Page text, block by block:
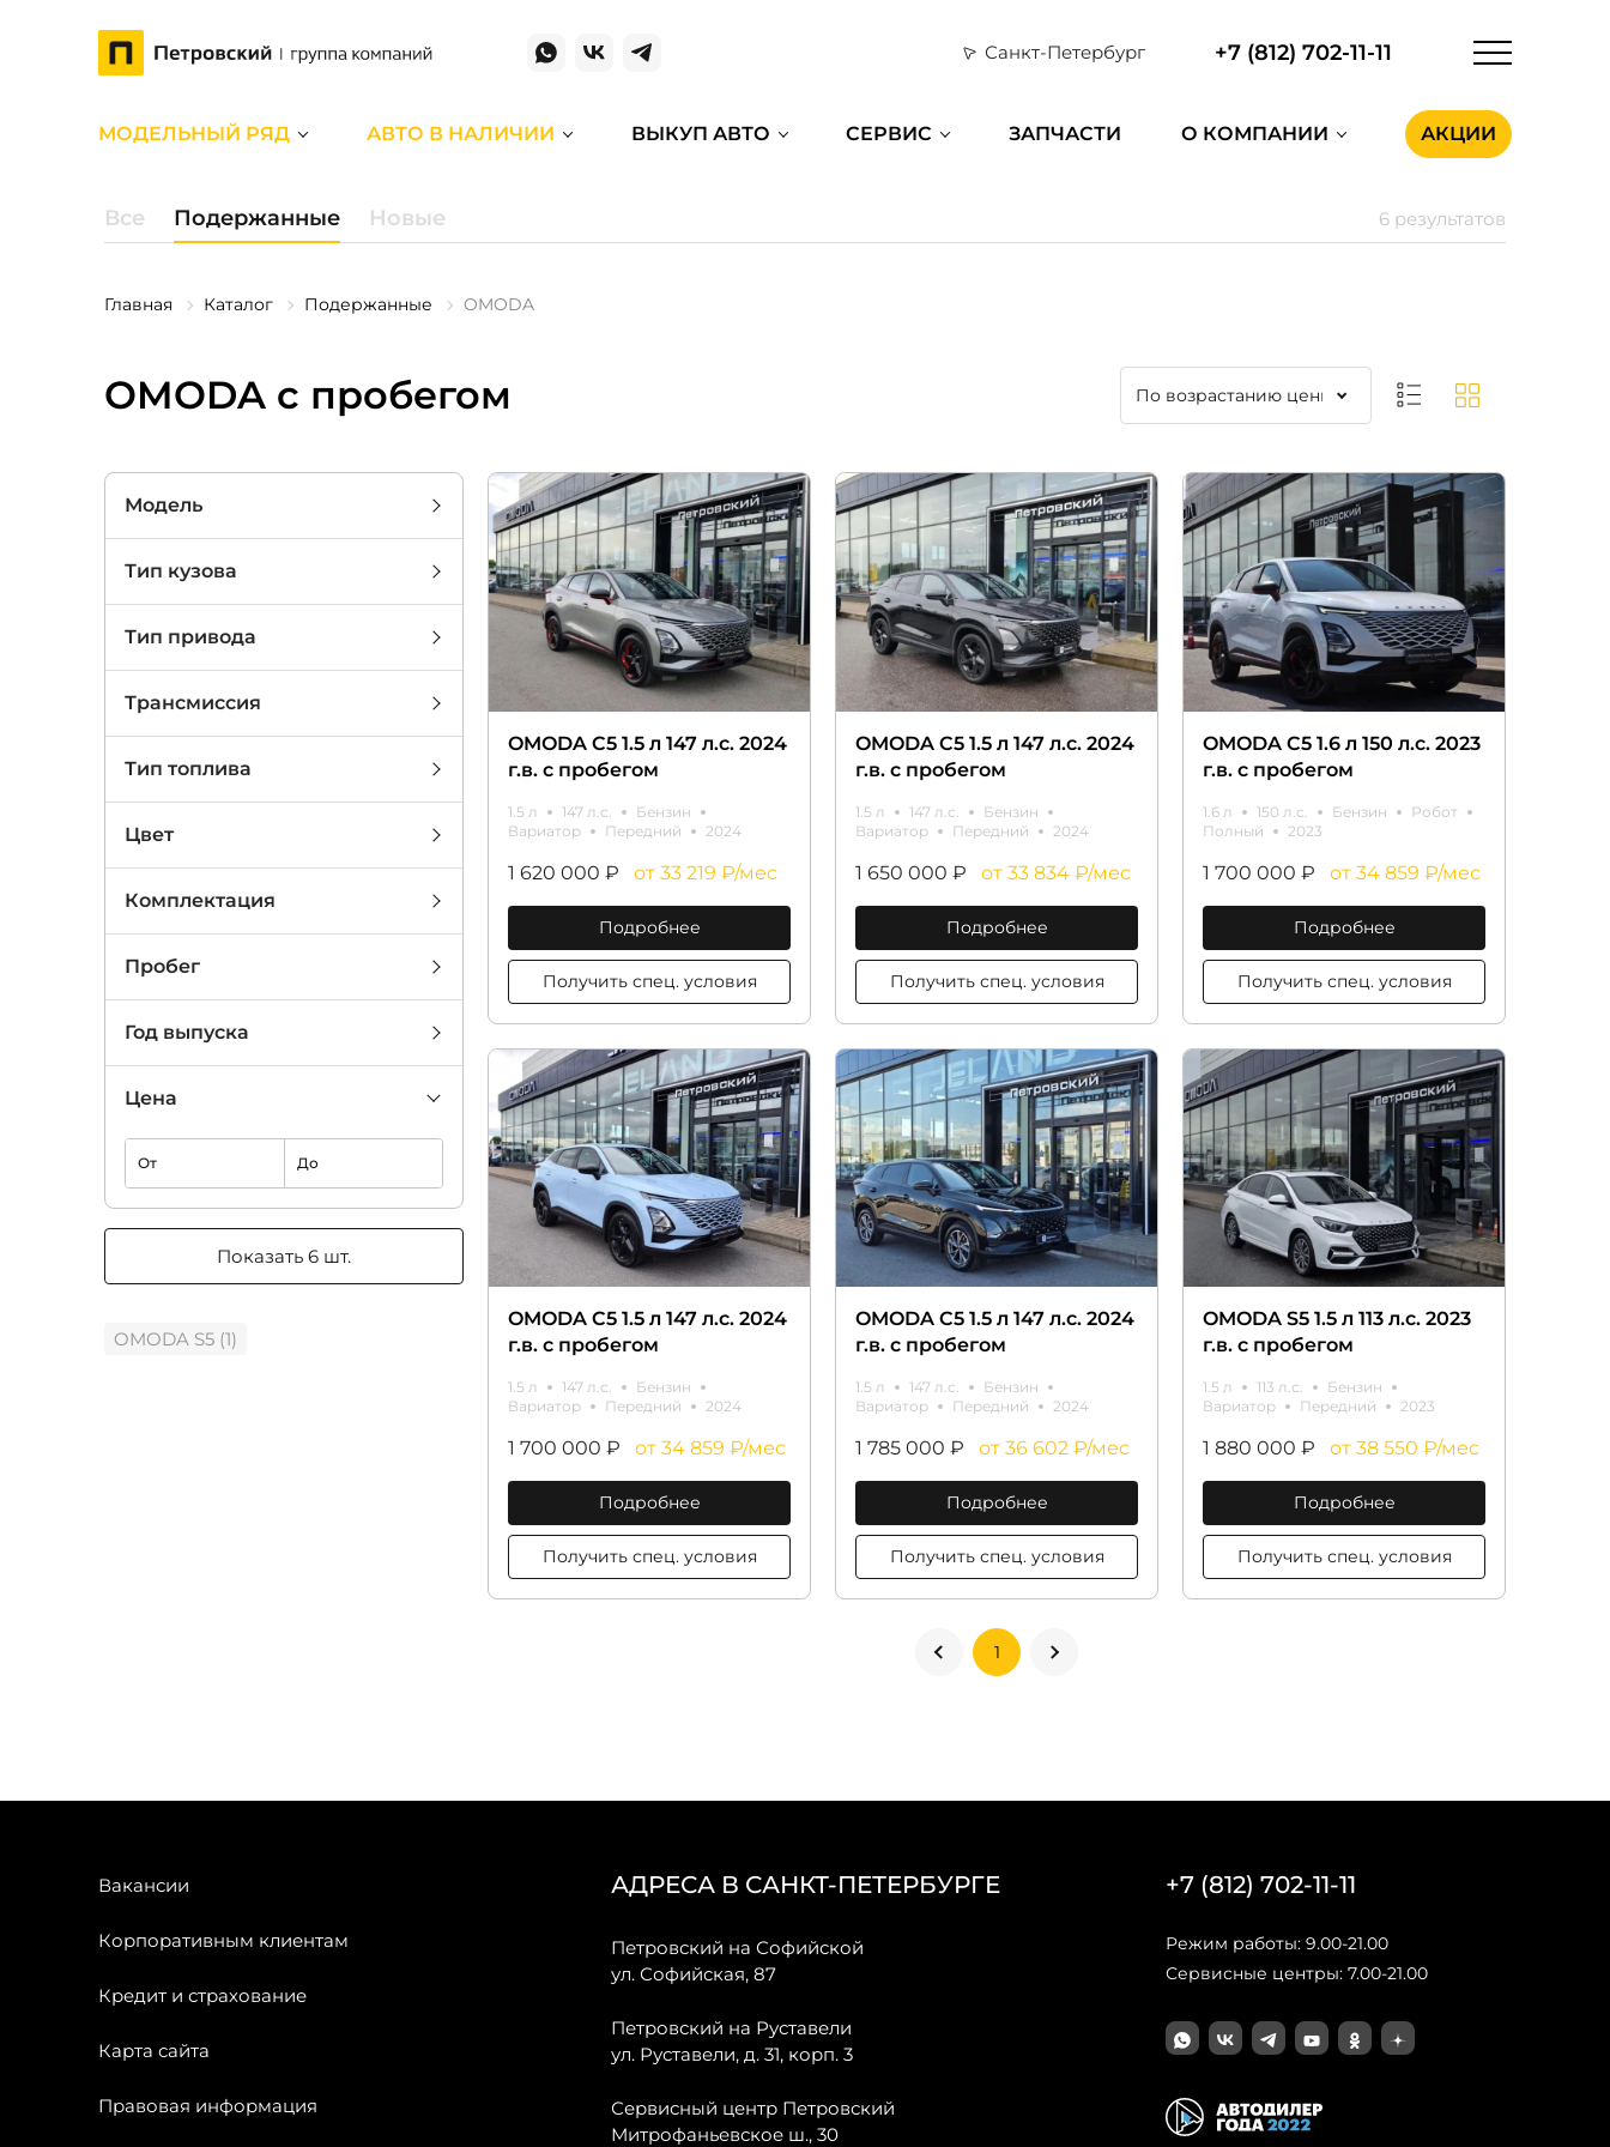
Санкт-Петербург +7 (812) 702-11-11
МОДЕЛЬНЫЙ РЯД АВТО В НАЛИЧИИ ВЫКУП АВТО СЕРВИС ЗАПЧАСТИ О КОМПАНИИ АКЦИИ
Все Подержанные Новые 6 результатов
Главная Каталог Подержанные OMODA
OMODA с пробегом
Модель
Тип кузова
Тип привода
Трансмиссия
Тип топлива
Цвет
Комплектация
Пробег
Год выпуска
Цена
От До
Показать 6 шт.
OMODA S5 (1)
OMODA C5 1.5 л 147 л.с. 2024
г.в. с пробегом
1.5 л 147 л.с.
Бензин
Вариатор
Передний 2024
1 620 000 ₽ от 33 219 ₽/мес
Подробнее
Получить спец. условия
OMODA C5 1.5 л 147 л.с. 2024
г.в. с пробегом
1.5 л 147 л.с.
Бензин
Вариатор
Передний 2024
1 650 000 ₽ от 33 834 ₽/мес
Подробнее
Получить спец. условия
OMODA C5 1.6 л 150 л.с. 2023
г.в. с пробегом
1.6 л 150 л.с. Бензин
Робот
Полный
2023
1 700 000 ₽ от 34 859 ₽/мес
Подробнее
Получить спец. условия
OMODA C5 1.5 л 147 л.с. 2024
г.в. с пробегом
1.5 л 147 л.с.
Бензин
Вариатор
Передний 2024
1 700 000 ₽ от 34 859 ₽/мес
Подробнее
Получить спец. условия
OMODA C5 1.5 л 147 л.с. 2024
г.в. с пробегом
1.5 л 147 л.с.
Бензин
Вариатор
Передний 2024
1 785 000 ₽ от 36 602 ₽/мес
Подробнее
Получить спец. условия
OMODA S5 1.5 л 113 л.с. 2023
г.в. с пробегом
1.5 л 113 л.с.
Бензин
Вариатор
Передний 2023
1 880 000 ₽ от 38 550 ₽/мес
Подробнее
Получить спец. условия
1
Вакансии
Корпоративным клиентам
Кредит и страхование
Карта сайта
Правовая информация
АДРЕСА В САНКТ-ПЕТЕРБУРГЕ
Петровский на Софийской
ул. Софийская, 87
Петровский на Руставели
ул. Руставели, д. 31, корп. 3
Сервисный центр Петровский
Митрофаньевское ш., 30
+7 (812) 702-11-11
Режим работы: 9.00-21.00
Сервисные центры: 7.00-21.00